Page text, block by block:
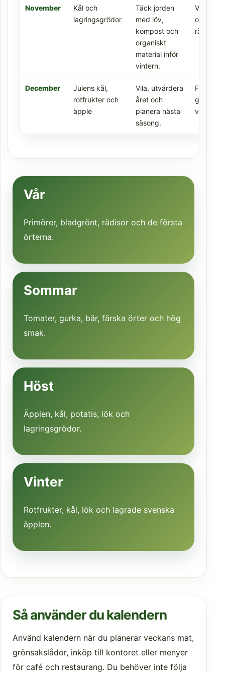
November
Kål och
lagringsgrödor
Täck jorden
med löv,
kompost och
organiskt
material inför
vintern.
och
råvaror.
December
Julens kål,
rotfrukter och
äpple
Vila, utvärdera
året och
planera nästa
säsong.
Främst
grödor
Vår
Primörer, bladgrönt, rädisor och de första
örterna.
Sommar
Tomater, gurka, bär, färska örter och hög
smak.
Höst
Äpplen, kål, potatis, lök och
lagringsgrödor.
Vinter
Rotfrukter, kål, lök och lagrade svenska
äpplen.
Så använder du kalendern
Använd kalendern när du planerar veckans mat,
grönsakslådor, inköp till kontoret eller menyer
för café och restaurang. Du behöver inte följa